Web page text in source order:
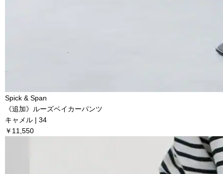
Spick & Span
《追加》ルーズベイカーパンツ
キャメル | 34
￥11,550